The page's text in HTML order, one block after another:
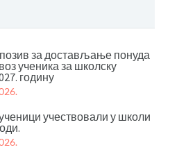
за достављање понуда
ученика за школску
годину
учествовали у школи